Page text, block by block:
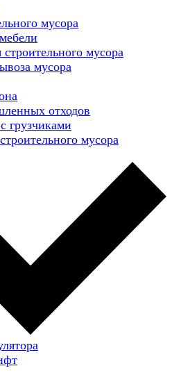
мусора
мусора
мусора
отходов
грузчиками
мусора